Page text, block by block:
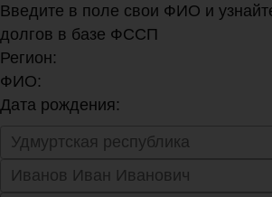
Введите в поле свои ФИО и
долгов в базе ФССП
Регион:
ФИО:
Дата рождения: